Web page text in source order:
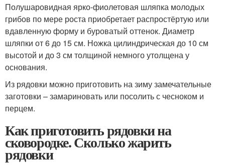
Полушаровидная ярко-фиолетовая шляпка молодых
грибов по мере роста приобретает распростёртую или
вдавленную форму и буроватый оттенок. Диаметр
шляпки от 6 до 15 см. Ножка цилиндрическая до 10 см
высотой и до 3 см толщиной немного утолщена у
основания.
Из рядовки можно приготовить на зиму замечательные
заготовки – замариновать или посолить с чесноком и
перцем.
Как приготовить рядовки на
сковородке. Сколько жарить
рядовки